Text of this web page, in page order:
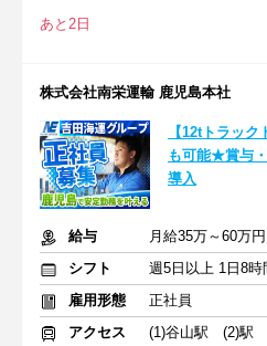
あと2日
株式会社南栄運輸 鹿児島本社
【12tトラッ
も可能★賞与
導入
給与
月給35万～60万
シフト
週5日以上 1日8時
雇用形態
正社員
アクセス
(1)谷山駅 (2)駅